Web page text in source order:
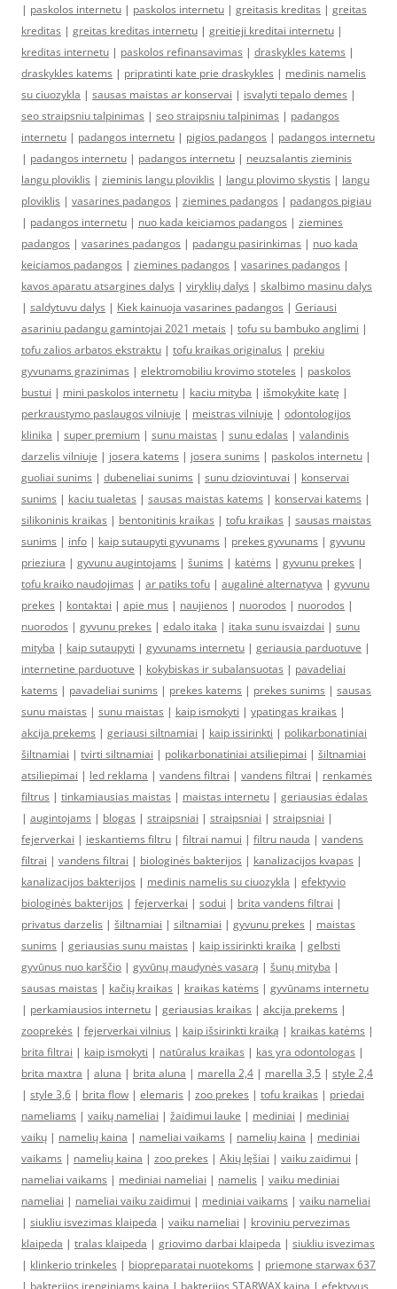
| paskolos internetu | paskolos internetu | greitasis kreditas | greitas
kreditas | greitas kreditas internetu | greitieji kreditai internetu |
kreditas internetu | paskolos refinansavimas | draskykles katems |
draskykles katems | pripratinti kate prie draskykles | medinis namelis
su ciuozykla | sausas maistas ar konservai | isvalyti tepalo demes |
seo straipsniu talpinimas | seo straipsniu talpinimas | padangos
internetu | padangos internetu | pigios padangos | padangos internetu
| padangos internetu | padangos internetu | neuzsalantis zieminis
langu ploviklis | zieminis langu ploviklis | langu plovimo skystis | langu
ploviklis | vasarines padangos | ziemines padangos | padangos pigiau
| padangos internetu | nuo kada keiciamos padangos | ziemines
padangos | vasarines padangos | padangu pasirinkimas | nuo kada
keiciamos padangos | ziemines padangos | vasarines padangos |
kavos aparatu atsargines dalys | viryklių dalys | skalbimo masinu dalys
| saldytuvu dalys | Kiek kainuoja vasarines padangos | Geriausi
asariniu padangu gamintojai 2021 metais | tofu su bambuko anglimi |
tofu zalios arbatos ekstraktu | tofu kraikas originalus | prekiu
gyvunams grazinimas | elektromobiliu krovimo stoteles | paskolos
bustui | mini paskolos internetu | kaciu mityba | išmokykite katę |
perkraustymo paslaugos vilniuje | meistras vilniuje | odontologijos
klinika | super premium | sunu maistas | sunu edalas | valandinis
darzelis vilniuje | josera katems | josera sunims | paskolos internetu |
guoliai sunims | dubeneliai sunims | sunu dziovintuvai | konservai
sunims | kaciu tualetas | sausas maistas katems | konservai katems |
silikoninis kraikas | bentonitinis kraikas | tofu kraikas | sausas maistas
sunims | info | kaip sutaupyti gyvunams | prekes gyvunams | gyvunu
prieziura | gyvunu augintojams | šunims | katėms | gyvunu prekes |
tofu kraiko naudojimas | ar patiks tofu | augalinė alternatyva | gyvunu
prekes | kontaktai | apie mus | naujienos | nuorodos | nuorodos |
nuorodos | gyvunu prekes | edalo itaka | itaka sunu isvaizdai | sunu
mityba | kaip sutaupyti | gyvunams internetu | geriausia parduotuve |
internetine parduotuve | kokybiskas ir subalansuotas | pavadeliai
katems | pavadeliai sunims | prekes katems | prekes sunims | sausas
sunu maistas | sunu maistas | kaip ismokyti | ypatingas kraikas |
akcija prekems | geriausi siltnamiai | kaip issirinkti | polikarbonatiniai
šiltnamiai | tvirti siltnamiai | polikarbonatiniai atsiliepimai | šiltnamiai
atsiliepimai | led reklama | vandens filtrai | vandens filtrai | renkamės
filtrus | tinkamiausias maistas | maistas internetu | geriausias ėdalas
| augintojams | blogas | straipsniai | straipsniai | straipsniai |
fejerverkai | ieskantiems filtru | filtrai namui | filtru nauda | vandens
filtrai | vandens filtrai | biologinės bakterijos | kanalizacijos kvapas |
kanalizacijos bakterijos | medinis namelis su ciuozykla | efektyvio
biologinės bakterijos | fejerverkai | sodui | brita vandens filtrai |
privatus darzelis | šiltnamiai | siltnamiai | gyvunu prekes | maistas
sunims | geriausias sunu maistas | kaip issirinkti kraika | gelbsti
gyvūnus nuo karščio | gyvūnų maudynės vasarą | šunų mityba |
sausas maistas | kačių kraikas | kraikas katėms | gyvūnams internetu
| perkamiausios internetu | geriausias kraikas | akcija prekems |
zooprekės | fejerverkai vilnius | kaip išsirinkti kraiką | kraikas katėms |
brita filtrai | kaip ismokyti | natūralus kraikas | kas yra odontologas |
brita maxtra | aluna | brita aluna | marella 2,4 | marella 3,5 | style 2,4
| style 3,6 | brita flow | elemaris | zoo prekes | tofu kraikas | priedai
nameliams | vaikų nameliai | žaidimui lauke | mediniai | mediniai
vaikų | namelių kaina | nameliai vaikams | namelių kaina | mediniai
vaikams | namelių kaina | zoo prekes | Akių lęšiai | vaiku zaidimui |
nameliai vaikams | mediniai nameliai | namelis | vaiku mediniai
nameliai | nameliai vaiku zaidimui | mediniai vaikams | vaiku nameliai
| siukliu isvezimas klaipeda | vaiku nameliai | kroviniu pervezimas
klaipeda | tralas klaipeda | griovimo darbai klaipeda | siukliu isvezimas
| klinkerio trinkeles | biopreparatai nuotekoms | priemone starwax 637
| bakterijos irenginiams kaina | bakterijos STARWAX kaina | efektyvus